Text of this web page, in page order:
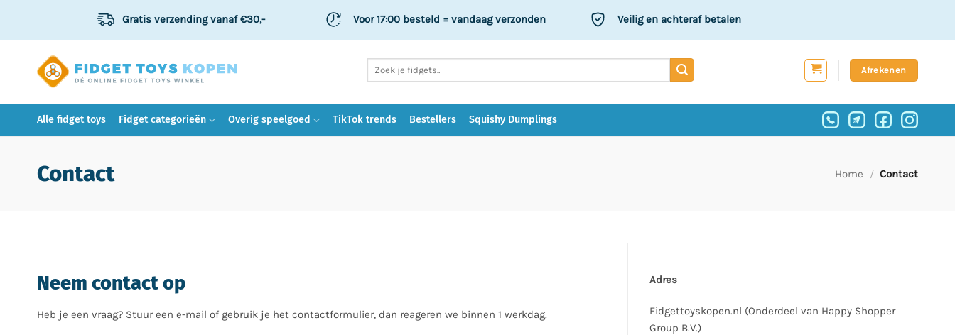
inhoud
Gratis verzendingvanaf €30,- Voor 17:00 besteld = vandaag verzonden Veiligen achteraf betalen
Afrekenen
Alle fidget toys Fidget categorieën Overig speelgoed TikTok trends Bestellers Squishy Dumplings
Contact Home / Contact
Neem contact op
Heb je een vraag? Stuur een e-mail of gebruik je het contactformulier, dan reageren we binnen 1 werkdag.
Adres
Fidgettoyskopen.nl (Onderdeel van Happy Shopper
Group B.V.)